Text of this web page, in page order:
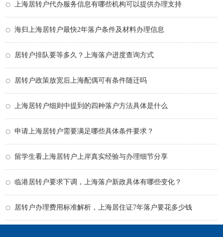
上海居转户代办服务信息有哪些机构可以提供办理支持
海归上海居转户最快2年落户条件及材料办理信息
居转户排队要等多久？上海落户进度查询方式
居转户政策放宽后上海配偶可有条件随迁吗
上海居转户细则中提到的四种落户方法具体是什么
申请上海居转户需要满足哪些具体条件要求？
留学生看上海居转户上岸真实经验与办理细节分享
临港居转户要求下调，上海落户新政具体有哪些变化？
居转户办理费用标准解析，上海居住证7年落户要花多少钱